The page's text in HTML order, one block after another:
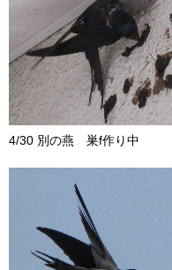
4/30 別の燕 巣f作り中